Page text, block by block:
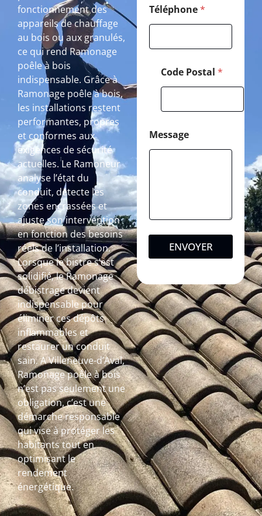
fonctionnement des
appareils de chauffage
au bois ou aux granulés,
ce qui rend Ramonage
poêle à bois
indispensable. Grâce à
Ramonage poêle à bois,
les installations restent
performantes, propres
et conformes aux
exigences de sécurité
actuelles. Le Ramoneur
analyse l’état du
conduit, détecte les
zones encrassées et
ajuste son intervention
en fonction des besoins
réels de l’installation.
Lorsque le bistre s’est
solidifié, le Ramonage
débistrage devient
indispensable pour
éliminer ces dépôts
inflammables et
restaurer un conduit
sain. A Villeneuve-d’Aval,
Ramonage poêle à bois
n’est pas seulement une
obligation, c’est une
démarche responsable
qui vise à protéger les
habitants tout en
optimisant le
rendement
énergétique.
Téléphone*
Code Postal *
Message
ENVOYER